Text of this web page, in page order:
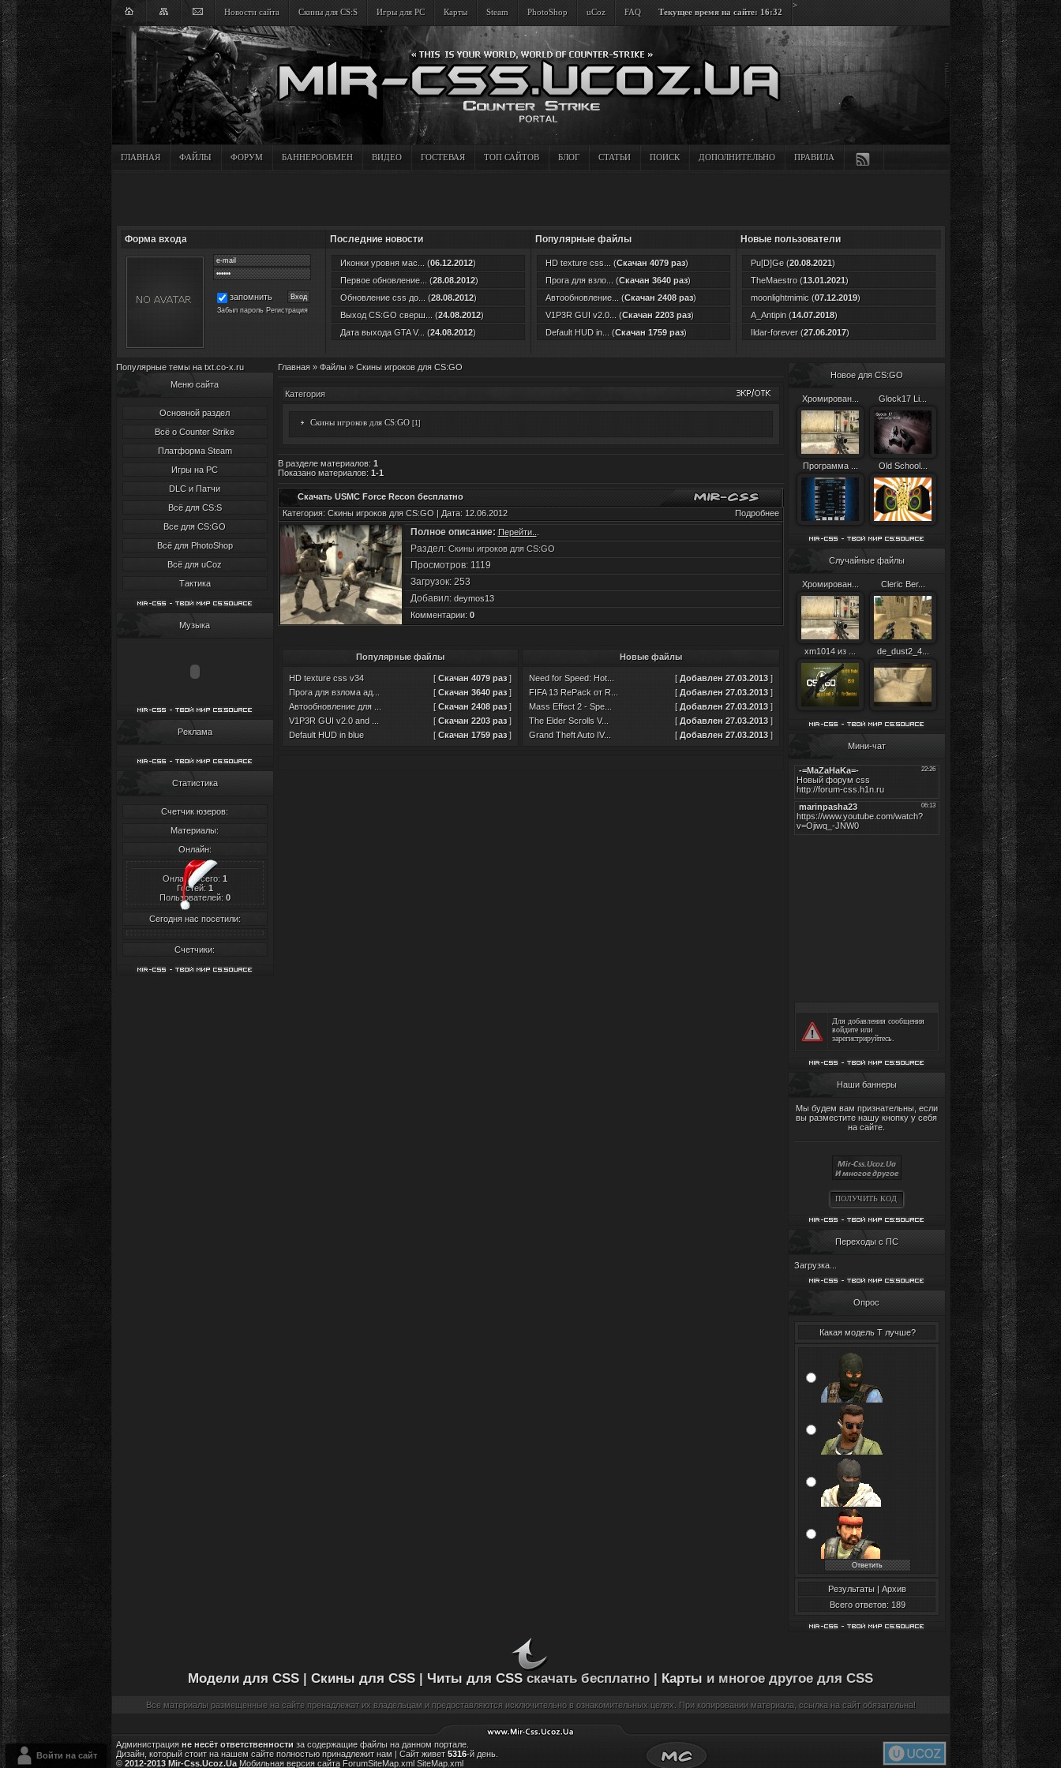
>
Новости сайта Скины для CS:S Игры для PC Карты Steam PhotoShop uCoz FAQ Текущее время на сайте: 16:32
ГЛАВНАЯ ФАЙЛЫ ФОРУМ БАННЕРООБМЕН ВИДЕО ГОСТЕВАЯ ТОП САЙТОВ БЛОГ СТАТЬИ ПОИСК ДОПОЛНИТЕЛЬНО ПРАВИЛА
Форма входа
запомнить
Забыл пароль Регистрация
Последние новости
Иконки уровня мас... (06.12.2012)
Первое обновление... (28.08.2012)
Обновление css до... (28.08.2012)
Выход CS:GO сверш... (24.08.2012)
Дата выхода GTA V... (24.08.2012)
Популярные файлы
HD texture css... (Скачан 4079 раз)
Прога для взло... (Скачан 3640 раз)
Автообновление... (Скачан 2408 раз)
V1P3R GUI v2.0... (Скачан 2203 раз)
Default HUD in... (Скачан 1759 раз)
Новые пользователи
Pu[D]Ge(20.08.2021)
TheMaestro(13.01.2021)
moonlightmimic(07.12.2019)
A_Antipin(14.07.2018)
Ildar-forever(27.06.2017)
Войти на сайт
Популярные темы на txt.co-x.ru
Меню сайта
Основной раздел
Всё о Counter Strike
Платформа Steam
Игры на PC
DLC и Патчи
Всё для CS:S
Все для CS:GO
Всё для PhotoShop
Всё для uCoz
Тактика
Музыка
Реклама
Статистика
Счетчик юзеров:
Материалы:
Онлайн:
Онлайн всего: 1
Гостей: 1
Пользователей: 0
Сегодня нас посетили:
Счетчики:
Главная» Файлы» Скины игроков для CS:GO
Категория
Скины игроков для CS:GO [1]
В разделе материалов: 1
Показано материалов: 1-1
Скачать USMC Force Recon бесплатно
Подробнее
Категория: Скины игроков для CS:GO | Дата: 12.06.2012
Полное описание: Перейти..
Раздел: Скины игроков для CS:GO
Просмотров: 1119
Загрузок: 253
Добавил: deymos13
Комментарии: 0
Популярные файлы
HD texture css v34 [ Скачан 4079 раз]
Прога для взлома ад...
[ Скачан 3640 раз]
Автообновление для ...
[ Скачан 2408 раз]
V1P3R GUI v2.0 and ...
[ Скачан 2203 раз]
Default HUD in blue
[ Скачан 1759 раз]
Новые файлы
Need for Speed: Hot... [ Добавлен 27.03.2013]
FIFA 13 RePack от R...
[ Добавлен 27.03.2013]
Mass Effect 2 - Spe...
[ Добавлен 27.03.2013]
The Elder Scrolls V...
[ Добавлен 27.03.2013]
Grand Theft Auto IV...
[ Добавлен 27.03.2013]
Новое для CS:GO
Хромирован... Glock17 Li...
Программа ... Old School...
Случайные файлы
Хромирован... Cleric Ber...
xm1014 из ... de_dust2_4...
Мини-чат
Для добавления сообщения
войдитеили
зарегистрируйтесь.
Наши баннеры
Мы будем вам признательны, если
вы разместите нашу кнопку у себя
на сайте.
ПОЛУЧИТЬ КОД
Переходы с ПС
Загрузка...
Опрос
Какая модель Т лучше?
Результаты | Архив
Всего ответов: 189
Модели для CSS | Скины для CSS | Читы для CSS скачать бесплатно | Карты и многое другое для CSS
Все материалы размещенные на сайте пренадлежат их владельцам и предоставляются исключительно в ознакомительных целях. При копировании материала, ссылка на сайт обязательна!
Администрация не несёт ответственностиза содержащие файлы на данном портале.
Дизайн, который стоит на нашем сайте полностью принадлежит нам | Сайт живет 5316-й день.
© 2012-2013 Mir-Css.Ucoz.Ua Мобильная версия сайта ForumSiteMap.xml SiteMap.xml